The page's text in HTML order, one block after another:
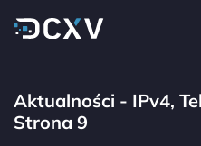
Aktualności - IPv4,
Strona 9